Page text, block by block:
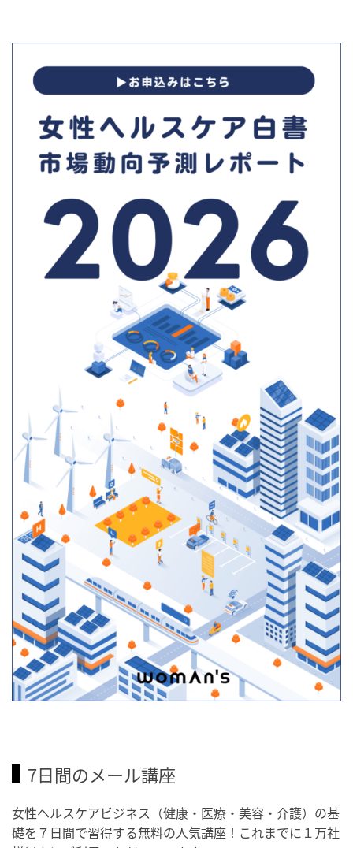
7日間のメール講座
女性ヘルスケアビジネス（健康・医療・美容・介護）の基
礎を７日間で習得する無料の人気講座！これまでに１万社